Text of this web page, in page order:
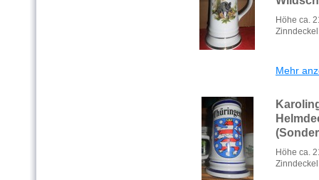
Höhe ca.
Zinndeckel
Mehr
Höhe ca.
Zinndeckel